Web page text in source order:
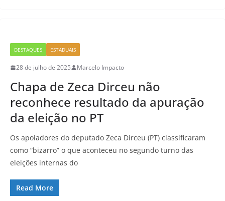
DESTAQUES ESTADUAIS
28 de julho de 2025 Marcelo Impacto
Chapa de Zeca Dirceu não
reconhece resultado da apuração
da eleição no PT
Os apoiadores do deputado Zeca Dirceu (PT) classificaram
como “bizarro” o que aconteceu no segundo turno das
eleições internas do
Read More